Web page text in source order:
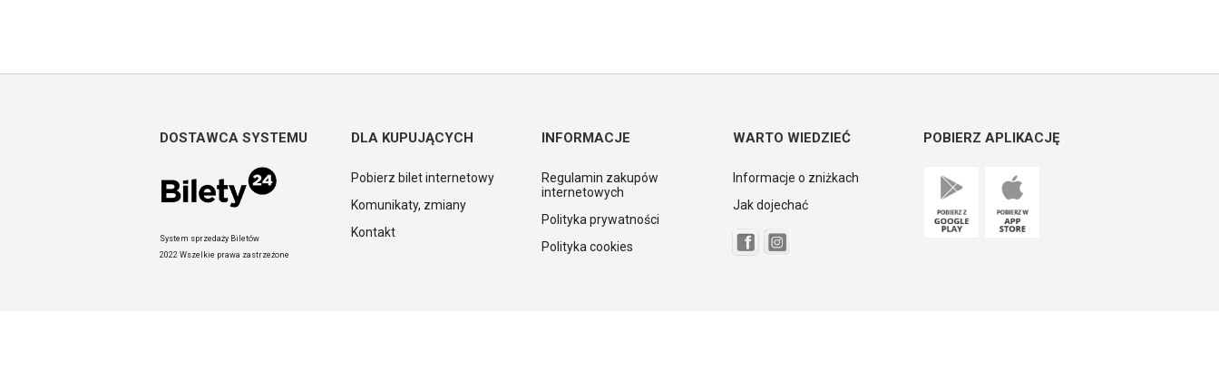
DOSTAWCA SYSTEMU
System sprzedaży Biletów
2022 Wszelkie prawa zastrzeżone
DLA KUPUJĄCYCH
Pobierz bilet internetowy
Komunikaty, zmiany
Kontakt
INFORMACJE
Regulamin zakupów
internetowych
Polityka prywatności
Polityka cookies
WARTO WIEDZIEĆ
Informacje o zniżkach
Jak dojechać
POBIERZ APLIKACJĘ